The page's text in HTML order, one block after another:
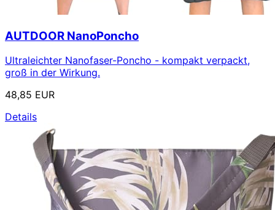
AUTDOOR NanoPoncho
Ultraleichter Nanofaser-Poncho - kompakt verpackt,
groß in der Wirkung.
48,85 EUR
Details